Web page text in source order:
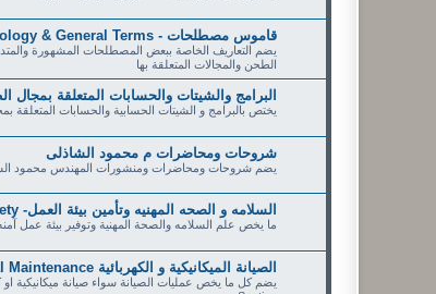
قاموس مصطلحات - Milling Technology & General Terms
يضم التعاريف الخاصة ببعض المصطلحات المشهورة
الطحن والمجالات المتعلقة بها
البرامج والشيتات والحسابات المتعلقة بمجال
يختص بالبرامج و الشيتات الحسابية والحسابات المتعلقة
شروحات ومحاضرات م محمود الشاذلى
يضم شروحات ومحاضرات ومنشورات المهندس محمود
السلامه و الصحه المهنيه وتأمين بيئة العمل- Safety
ما يخص علم السلامه والصحة المهنية وتوفير بيئة عمل
الصيانة الميكانيكية و الكهربائية Mechanical & Electrical Maintenance